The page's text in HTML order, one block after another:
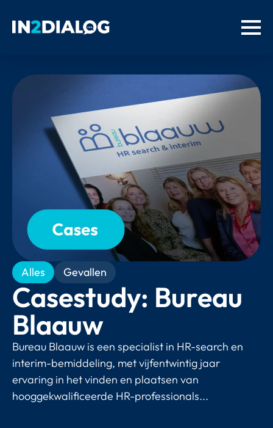
Alles Gevallen
Casestudy: Bureau
Blaauw
Bureau Blaauw is een specialist in HR-search en
interim-bemiddeling, met vijfentwintig jaar
ervaring in het vinden en plaatsen van
hooggekwalificeerde HR-professionals...